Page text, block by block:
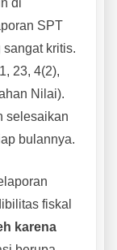
SPT
kritis.
23, 4(2),
Nilai).
selesaikan
bulannya.
fiskal
karena